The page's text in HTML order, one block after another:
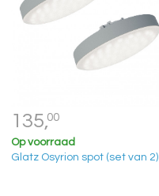
135,00
Op voorraad
Glatz Osyrion spot (set van 2)